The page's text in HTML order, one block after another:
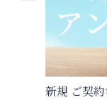
新規 ご契